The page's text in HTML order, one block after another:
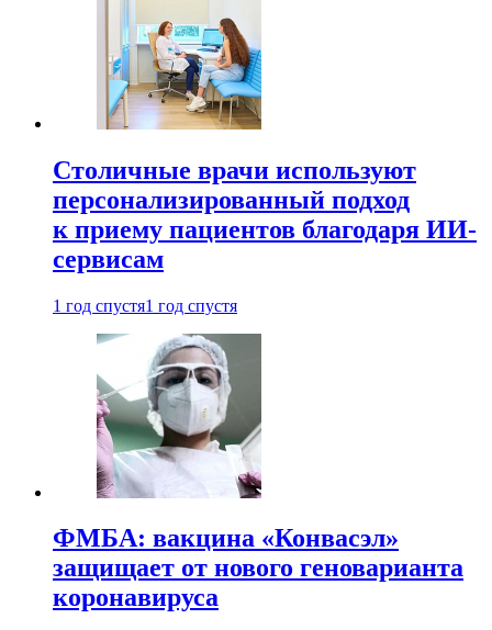
Столичные врачи используют
персонализированный подход
к приему пациентов благодаря ИИ-
сервисам
1 год спустя1 год спустя
ФМБА: вакцина «Конвасэл»
защищает от нового геноварианта
коронавируса